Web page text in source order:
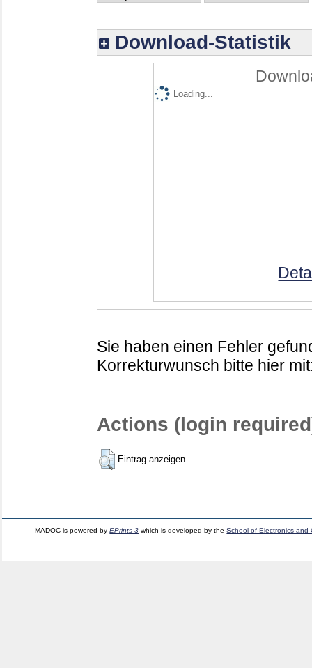
Download-Statistik
Loading...
Sie haben einen Fehler
Korrekturwunsch bitte hier
Actions (login
Eintrag anzeigen
MADOC is powered byEPrints 3 which is developed by theSchool of Electronics and